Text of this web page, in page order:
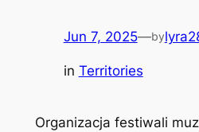
Jun 7, 2025—by
in Territories
Organizacja festiwali